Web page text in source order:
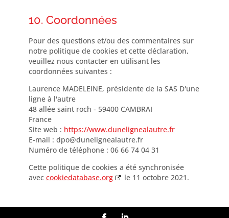
10. Coordonnées
Pour des questions et/ou des commentaires sur
notre politique de cookies et cette déclaration,
veuillez nous contacter en utilisant les
coordonnées suivantes :
Laurence MADELEINE, présidente de la SAS D'une
ligne à l'autre
48 allée saint roch - 59400 CAMBRAI
France
Site web : https://www.dunelignealautre.fr
E-mail : dpo@dunelignealautre.fr
Numéro de téléphone : 06 66 74 04 31
Cette politique de cookies a été synchronisée
avec cookiedatabase.org le 11 octobre 2021.